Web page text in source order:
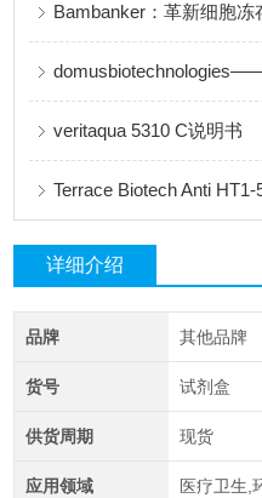
Bambanker：革新细胞
veritaqua 5310 C说明书
Terrace Biotech Anti
详细介绍
品牌 其他品牌
货号 试剂盒
供货周期 现货
应用领域 医疗卫生,